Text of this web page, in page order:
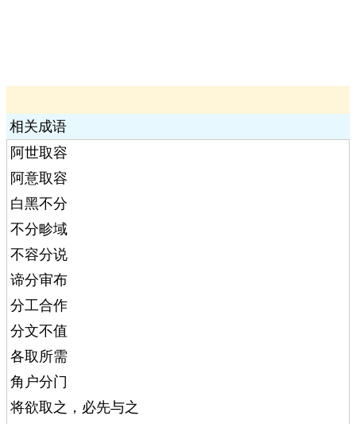
相关成语
阿世取容
阿意取容
白黑不分
不分畛域
不容分说
谛分审布
分工合作
分文不值
各取所需
角户分门
将欲取之，必先与之